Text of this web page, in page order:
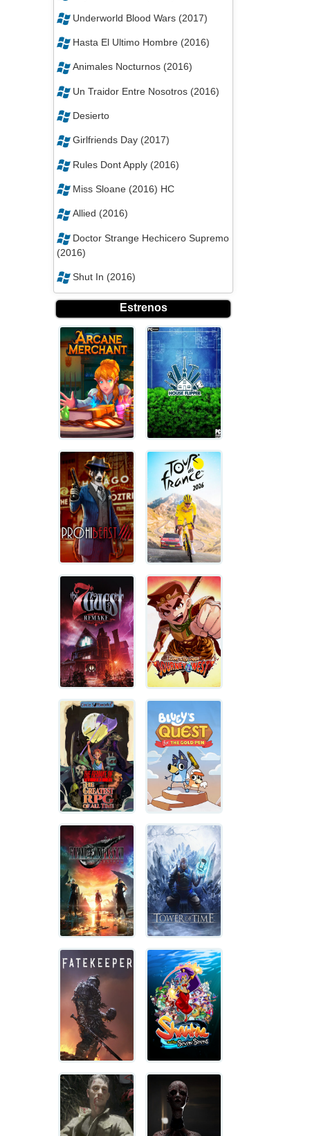
Underworld Blood Wars (2017)
Hasta El Ultimo Hombre (2016)
Animales Nocturnos (2016)
Un Traidor Entre Nosotros (2016)
Desierto
Girlfriends Day (2017)
Rules Dont Apply (2016)
Miss Sloane (2016) HC
Allied (2016)
Doctor Strange Hechicero Supremo
(2016)
Shut In (2016)
Estrenos